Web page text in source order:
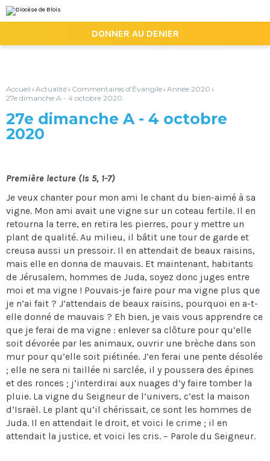
au
contenu.
la
personnels
DONNER AU DENIER
Accueil › Actualité› Commentaires d’Évangile› Année 2020 ›
27e dimanche A - 4 octobre 2020
27e dimanche A - 4 octobre
2020
Première lecture (Is 5, 1-7)
Je veux chanter pour mon ami le chant du bien-aimé à sa
vigne. Mon ami avait une vigne sur un coteau fertile. Il en
retourna la terre, en retira les pierres, pour y mettre un
plant de qualité. Au milieu, il bâtit une tour de garde et
creusa aussi un pressoir. Il en attendait de beaux raisins,
mais elle en donna de mauvais. Et maintenant, habitants
de Jérusalem, hommes de Juda, soyez donc juges entre
moi et ma vigne ! Pouvais-je faire pour ma vigne plus que
je n’ai fait ? J’attendais de beaux raisins, pourquoi en a-t-
elle donné de mauvais ? Eh bien, je vais vous apprendre ce
que je ferai de ma vigne : enlever sa clôture pour qu’elle
soit dévorée par les animaux, ouvrir une brèche dans son
mur pour qu’elle soit piétinée. J’en ferai une pente désolée
; elle ne sera ni taillée ni sarclée, il y poussera des épines
et des ronces ; j’interdirai aux nuages d’y faire tomber la
pluie. La vigne du Seigneur de l’univers, c’est la maison
d’Israël. Le plant qu’il chérissait, ce sont les hommes de
Juda. Il en attendait le droit, et voici le crime ; il en
attendait la justice, et voici les cris. – Parole du Seigneur.